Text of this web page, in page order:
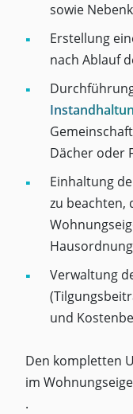
sowie
Erstellung
nach Ablauf
Dächer oder
Einhaltung
zu beachten,
Verwaltung
und
Den kompletten
im
.